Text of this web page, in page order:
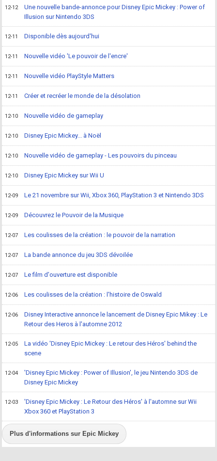
12-12
Une nouvelle bande-annonce pour Disney Epic Mickey : Power of
Illusion sur Nintendo 3DS
12-11 Disponible dès aujourd'hui
12-11 Nouvelle vidéo 'Le pouvoir de l'encre'
12-11 Nouvelle vidéo PlayStyle Matters
12-11 Créer et recréer le monde de la désolation
12-10 Nouvelle vidéo de gameplay
12-10 Disney Epic Mickey... à Noël
12-10 Nouvelle vidéo de gameplay - Les pouvoirs du pinceau
12-10 Disney Epic Mickey sur Wii U
12-09 Le 21 novembre sur Wii, Xbox 360, PlayStation 3 et Nintendo 3DS
12-09 Découvrez le Pouvoir de la Musique
12-07 Les coulisses de la création : le pouvoir de la narration
12-07 La bande annonce du jeu 3DS dévoilée
12-07 Le film d'ouverture est disponible
12-06 Les coulisses de la création : l'histoire de Oswald
12-06
Disney Interactive annonce le lancement de Disney Epic Mikey : Le
Retour des Heros à l'automne 2012
12-05
La vidéo 'Disney Epic Mickey : Le retour des Héros' behind the
scene
12-04
'Disney Epic Mickey : Power of Illusion', le jeu Nintendo 3DS de
Disney Epic Mickey
12-03
'Disney Epic Mickey : Le Retour des Héros' à l'automne sur Wii
Xbox 360 et PlayStation 3
Plus d'informations sur Epic Mickey